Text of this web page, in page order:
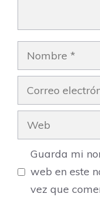
Nombre
Correo
electrónico
Web
Guarda mi
web en este
vez que